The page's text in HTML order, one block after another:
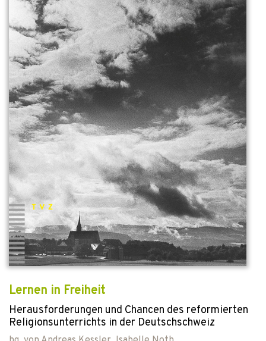
Lernen in Freiheit
Herausforderungen und Chancen des reformierten
Religionsunterrichts in der Deutschschweiz